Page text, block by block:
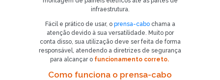
infraestrutura.
Fácil e prático de usar, o prensa-cabochama a
atenção devido à sua versatilidade. Muito por
conta disso, sua utilização deve ser feita de forma
responsável, atendendo a diretrizes de segurança
para alcançar o funcionamento correto.
Como funciona o prensa-cabo